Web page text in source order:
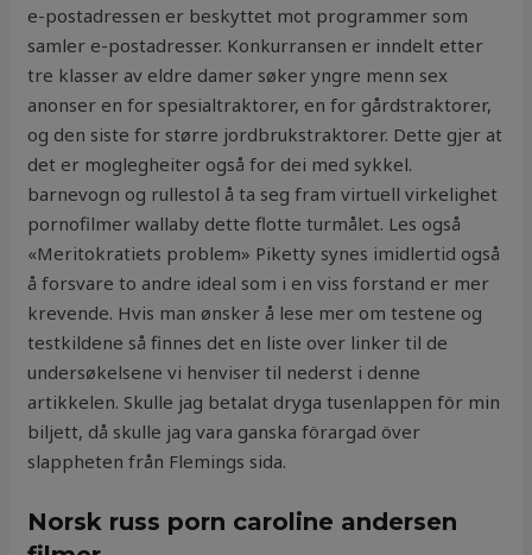
e-postadressen er beskyttet mot programmer som
samler e-postadresser. Konkurransen er inndelt etter
tre klasser av eldre damer søker yngre menn sex
anonser en for spesialtraktorer, en for gårdstraktorer,
og den siste for større jordbrukstraktorer. Dette gjer at
det er moglegheiter også for dei med sykkel.
barnevogn og rullestol å ta seg fram virtuell virkelighet
pornofilmer wallaby dette flotte turmålet. Les også
«Meritokratiets problem» Piketty synes imidlertid også
å forsvare to andre ideal som i en viss forstand er mer
krevende. Hvis man ønsker å lese mer om testene og
testkildene så finnes det en liste over linker til de
undersøkelsene vi henviser til nederst i denne
artikkelen. Skulle jag betalat dryga tusenlappen för min
biljett, då skulle jag vara ganska förargad över
slappheten från Flemings sida.
Norsk russ porn caroline andersen